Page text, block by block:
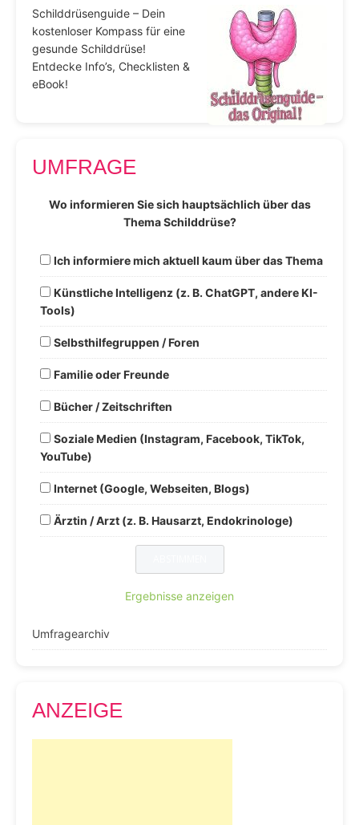
Schilddrüsenguide – Dein
kostenloser Kompass für eine
gesunde Schilddrüse!
Entdecke Info’s, Checklisten &
eBook!
UMFRAGE
Wo informieren Sie sich hauptsächlich über das
Thema Schilddrüse?
Ich informiere mich aktuell kaum über das Thema
Künstliche Intelligenz (z. B. ChatGPT, andere KI-
Tools)
Selbsthilfegruppen / Foren
Familie oder Freunde
Bücher / Zeitschriften
Soziale Medien (Instagram, Facebook, TikTok,
YouTube)
Internet (Google, Webseiten, Blogs)
Ärztin / Arzt (z. B. Hausarzt, Endokrinologe)
Ergebnisse anzeigen
Umfragearchiv
ANZEIGE